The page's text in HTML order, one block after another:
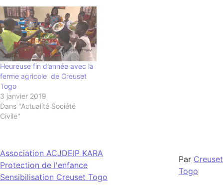
Heureuse fin d’année avec la
ferme agricole de Creuset
Togo
3 janvier 2019
Dans "Actualité Société
Civile"
Association ACJDEIP KARA
Protection de l'enfance
Sensibilisation Creuset Togo
Par Creuset
Togo